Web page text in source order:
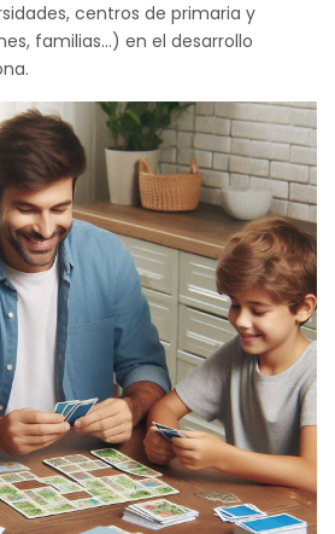
centros de primaria y
familias…) en el desarrollo